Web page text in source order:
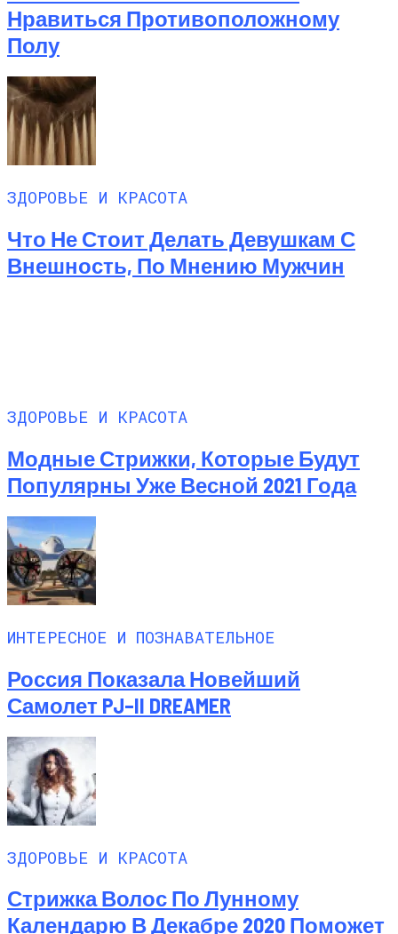
Нравиться Противоположному
Полу
ЗДОРОВЬЕ И КРАСОТА
Что Не Стоит Делать Девушкам С
Внешность, По Мнению Мужчин
ЗДОРОВЬЕ И КРАСОТА
Модные Стрижки, Которые Будут
Популярны Уже Весной 2021 Года
ИНТЕРЕСНОЕ И ПОЗНАВАТЕЛЬНОЕ
Россия Показала Новейший
Самолет PJ–II DREAMER
ЗДОРОВЬЕ И КРАСОТА
Стрижка Волос По Лунному
Календарю В Декабре 2020 Поможет